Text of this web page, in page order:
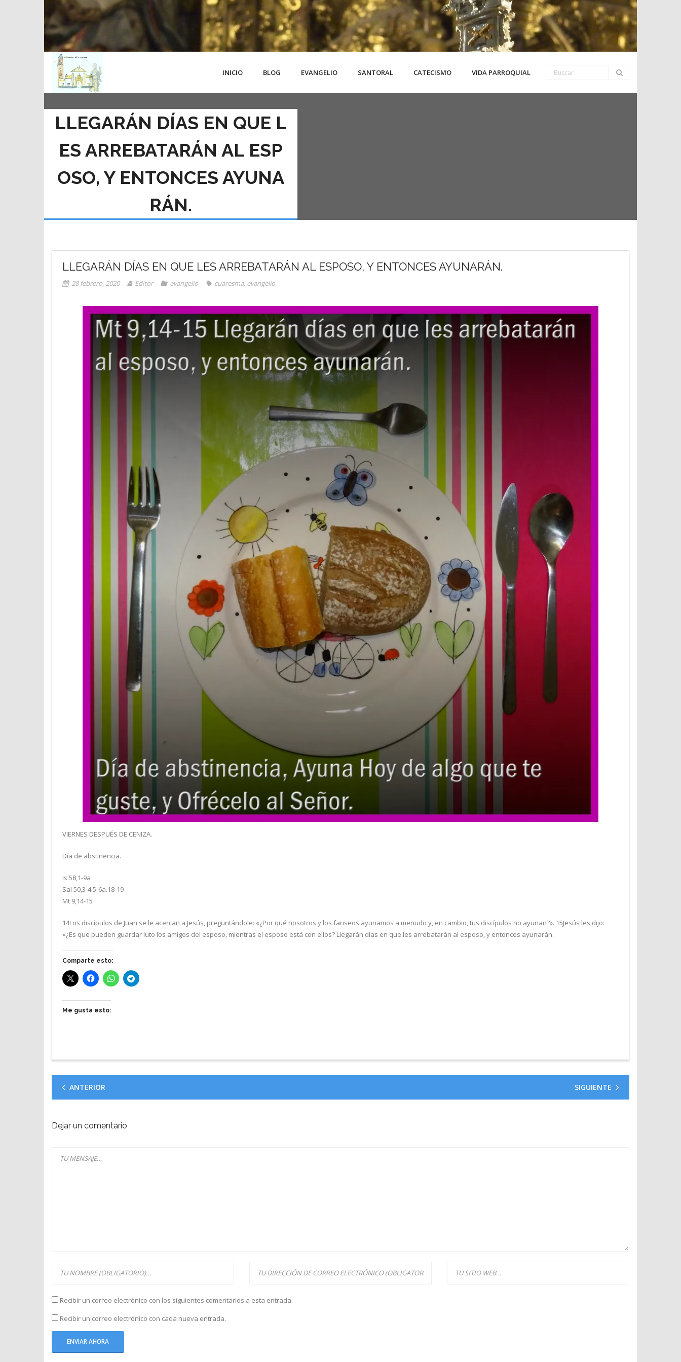
INICIO BLOG EVANGELIO SANTORAL CATECISMO VIDA PARROQUIAL
LLEGARÁN DÍAS EN QUE L
ES ARREBATARÁN AL ESP
OSO, Y ENTONCES AYUNA
RÁN.
LLEGARÁN DÍAS EN QUE LES ARREBATARÁN AL ESPOSO, Y ENTONCES AYUNARÁN.
28 febrero, 2020 Editor evangelio cuaresma, evangelio
VIERNES DESPUÉS DE CENIZA.
Día de abstinencia.
Is 58,1-9a
Sal 50,3-4.5-6a.18-19
Mt 9,14-15
14Los discípulos de Juan se le acercan a Jesús, preguntándole: «¿Por qué nosotros y los fariseos ayunamos a menudo y, en cambio, tus discípulos no ayunan?». 15Jesús les dijo:
«¿Es que pueden guardar luto los amigos del esposo, mientras el esposo está con ellos? Llegarán días en que les arrebatarán al esposo, y entonces ayunarán.
Comparte esto:
Me gusta esto:
ANTERIOR SIGUIENTE
Dejar un comentario
Recibir un correo electrónico con los siguientes comentarios a esta entrada.
Recibir un correo electrónico con cada nueva entrada.